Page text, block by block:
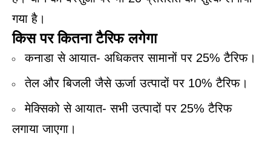
गया है।
किस पर कितना टैरिफ लगेगा
कनाडा से आयात- अधिकतर सामानों पर 25% टैरिफ।
तेल और बिजली जैसे ऊर्जा उत्पादों पर 10% टैरिफ।
मेक्सिको से आयात- सभी उत्पादों पर 25% टैरिफ
लगाया जाएगा।